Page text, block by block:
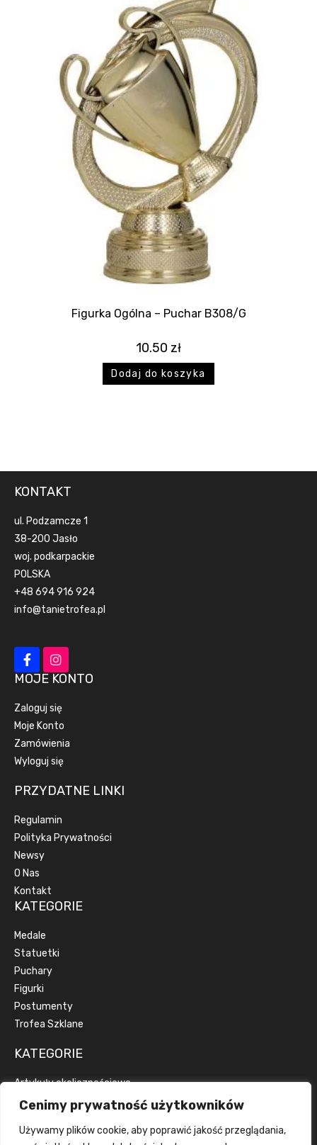
Cenimy prywatność użytkowników
Używamy plików cookie, aby poprawić jakość przeglądania,
Figurka Ogólna – Puchar B308/G
10.50 zł
Dodaj do koszyka
KONTAKT
ul. Podzamcze 1
38-200 Jasło
woj. podkarpackie
POLSKA
+48 694 916 924
info@tanietrofea.pl
MOJE KONTO
Zaloguj się
Moje Konto
Zamówienia
Wyloguj się
PRZYDATNE LINKI
Regulamin
Polityka Prywatności
Newsy
O Nas
Kontakt
KATEGORIE
Medale
Statuetki
Puchary
Figurki
Postumenty
Trofea Szklane
KATEGORIE
Artykuły okolicznościowe
Artykuły reklamowe
Emblematy